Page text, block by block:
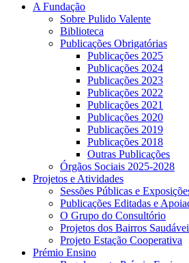
A Fundação
Sobre Pulido Valente
Biblioteca
Publicações Obrigatórias
Publicações 2025
Publicações 2024
Publicações 2023
Publicações 2022
Publicações 2021
Publicações 2020
Publicações 2019
Publicações 2018
Outras Publicações
Órgãos Sociais 2025-2028
Projetos e Atividades
Sessões Públicas e
Publicações Editadas e
O Grupo do Consultório
Projetos dos Bairros
Projeto Estação Cooperativa
Prémio Ensino